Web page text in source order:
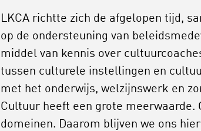
LKCA richtte zich de afgelopen tijd,
op de ondersteuning van
middel van kennis over
tussen culturele instellingen en
met het onderwijs, welzijnswerk en
Cultuur heeft een grote meerwaarde.
domeinen. Daarom blijven we ons